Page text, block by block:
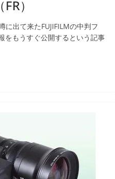
）
出て来たFUJIFILMの中判フ
をもうすぐ公開するという記事